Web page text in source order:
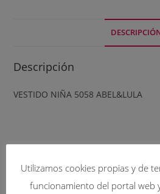
Descripción
VESTIDO NIÑA 5058 ABEL&LULA
Utilizamos cookies propias y de
funcionamiento del portal web